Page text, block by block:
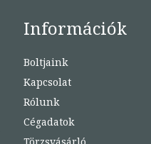
Információk
Boltjaink
Kapcsolat
Rólunk
Cégadatok